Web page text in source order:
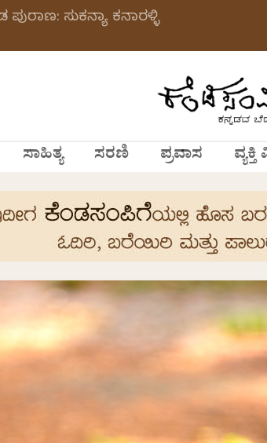
ಪುರಾಣ: ಸುಕನ್ಯಾ ಕನಾರಳ್ಳಿ
ಸಾಹಿತ್ಯ ಸರಣಿ ಪ್ರವಾಸ